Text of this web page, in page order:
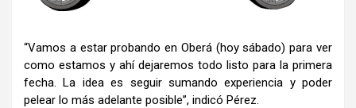
“Vamos a estar probando en Oberá (hoy sábado) para ver
como estamos y ahí dejaremos todo listo para la primera
fecha. La idea es seguir sumando experiencia y poder
pelear lo más adelante posible”, indicó Pérez.